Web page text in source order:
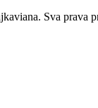
Sva prava